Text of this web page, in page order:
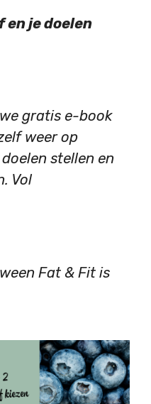
en je doelen
gratis e-book
weer op
stellen en
Vol
Fat & Fit is